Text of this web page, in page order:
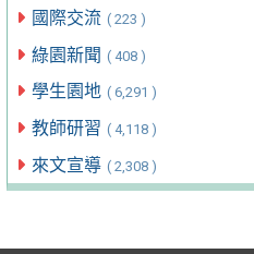
國際交流 ( 223 )
綠園新聞 ( 408 )
學生園地 ( 6,291 )
教師研習 ( 4,118 )
來文宣導 ( 2,308 )